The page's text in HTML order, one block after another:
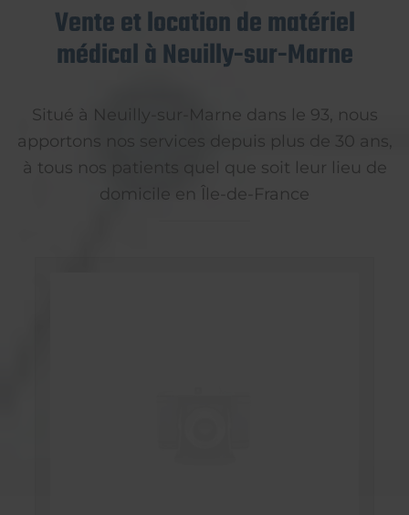
Vente et location de matériel
médical à Neuilly-sur-Marne
Situé à Neuilly-sur-Marne dans le 93, nous
apportons nos services depuis plus de 30 ans,
à tous nos patients quel que soit leur lieu de
domicile en Île-de-France